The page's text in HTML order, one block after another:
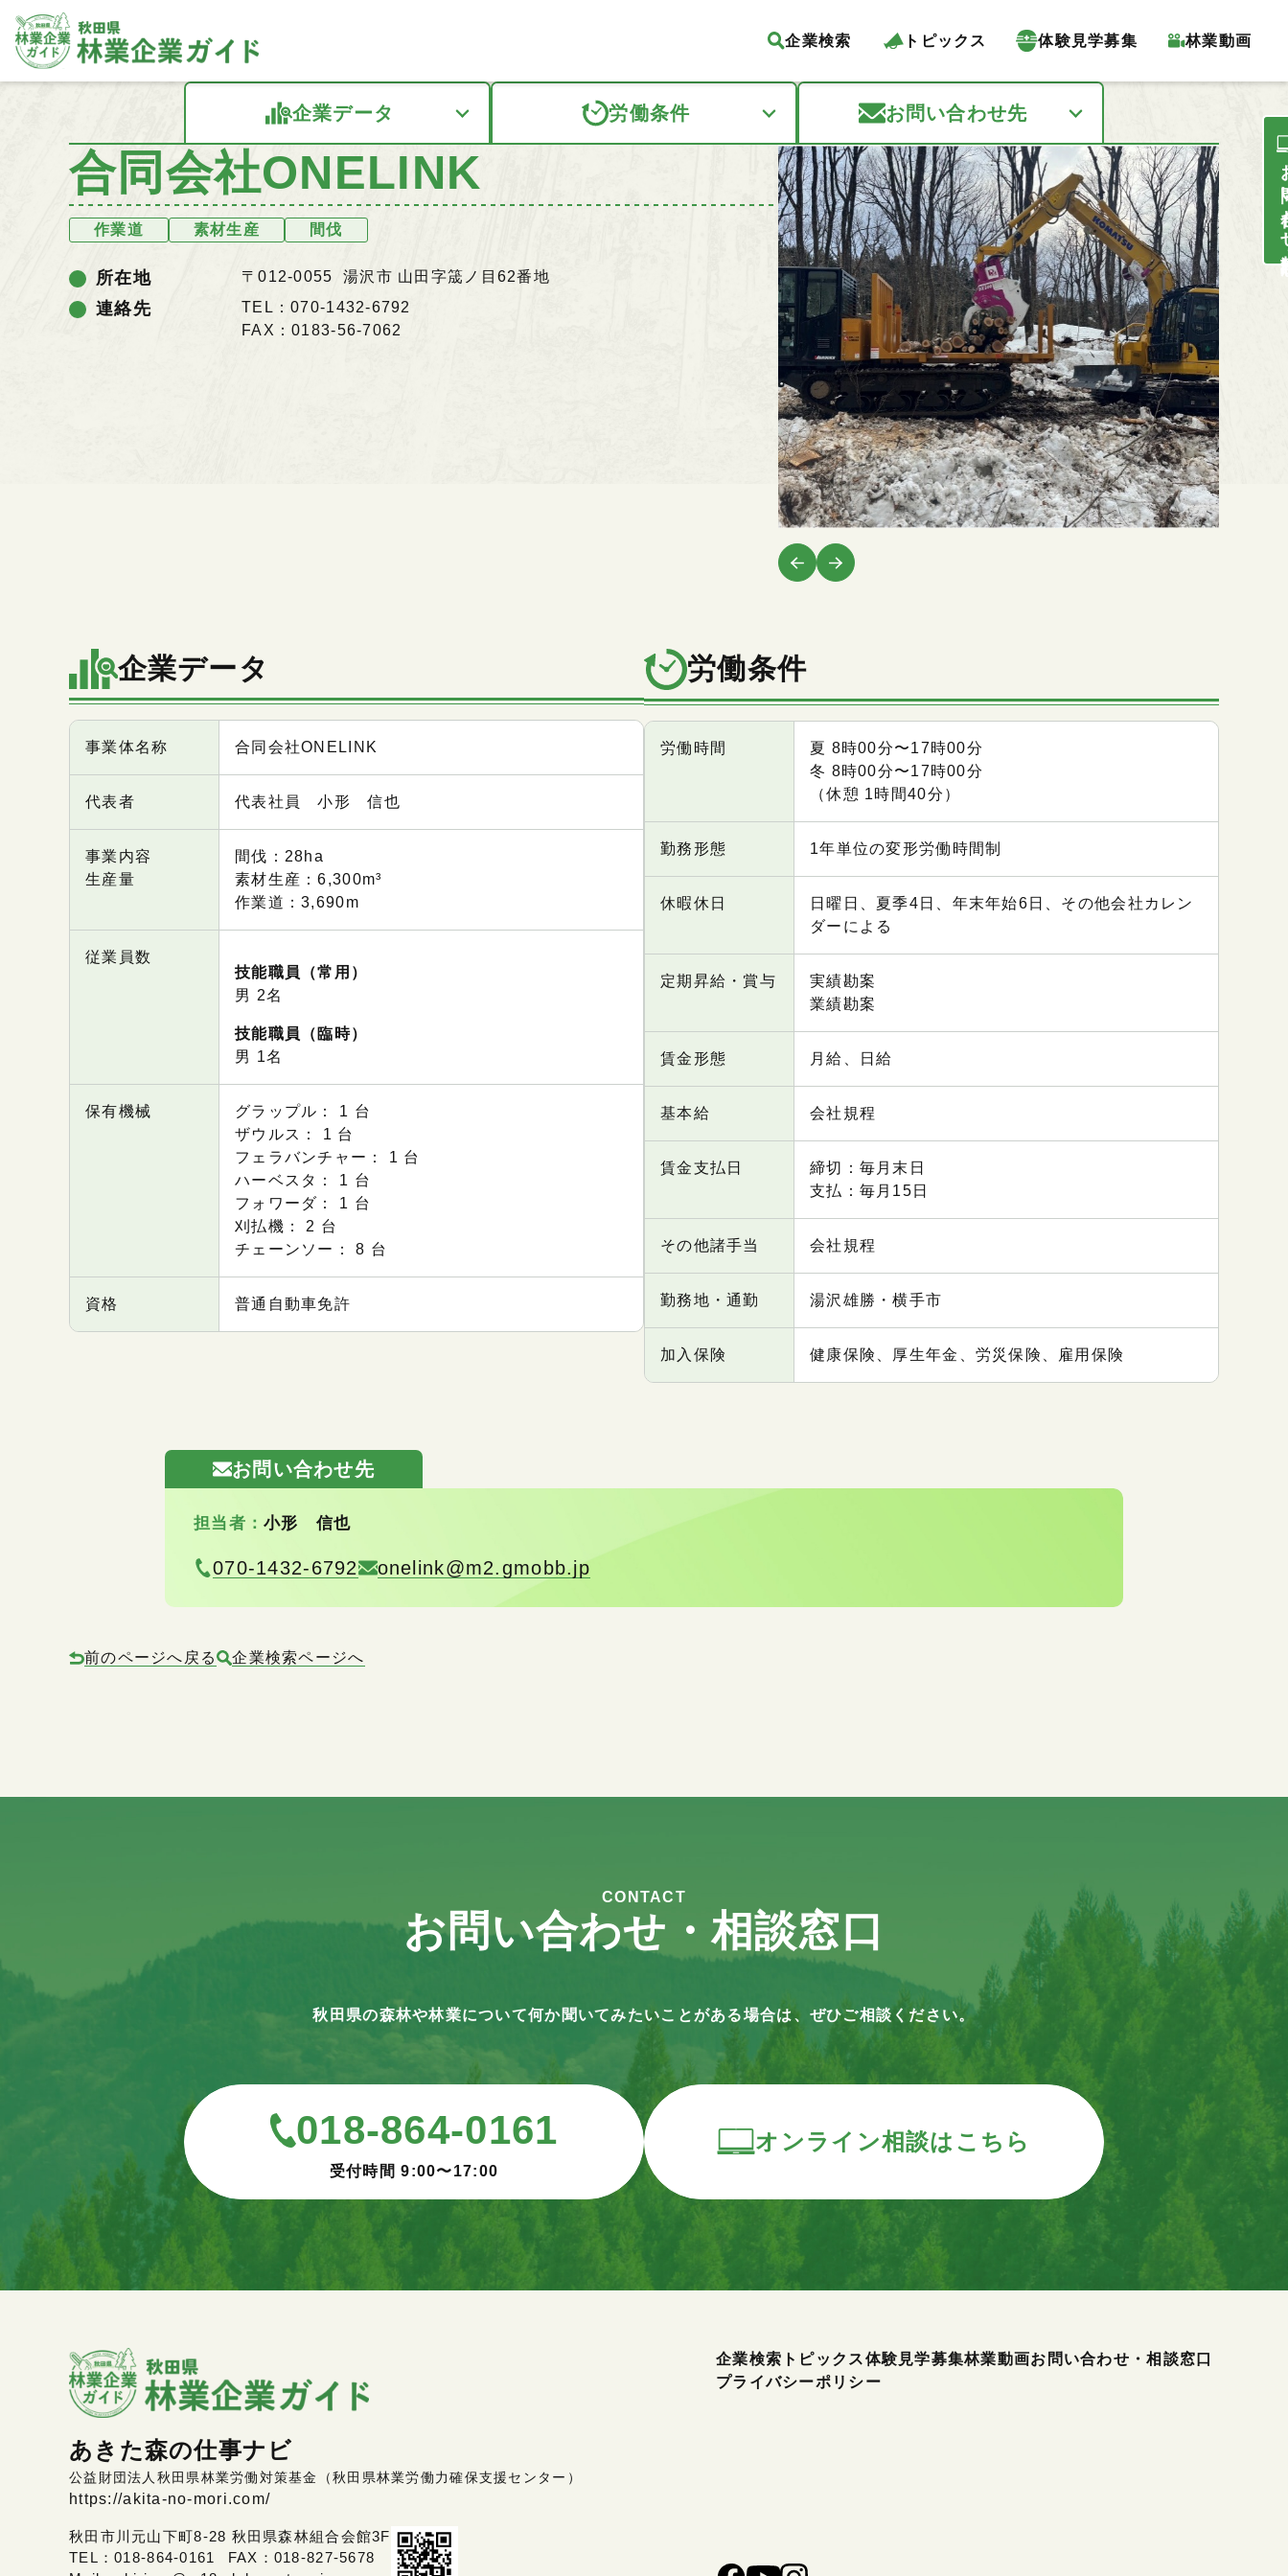
企業検索 トピックス 体験見学募集 林業動画
お問
企業データ 労働条件 お問い合わせ先
合同会社ONELINK
作業道 素材生産 間伐
所在地 〒012-0055 湯沢市 山田字筬ノ目62番地
連絡先
TEL：070-1432-6792
FAX：0183-56-7062
企業データ
項目 内容
事業体名称 合同会社ONELINK
代表者 代表社員 小形 信也
事業内容
生産量
間伐：28ha
素材生産：6,300m³
作業道：3,690m
従業員数
技能職員（常用）
男 2名
技能職員（臨時）
男 1名
保有機械
グラップル： 1 台
ザウルス： 1 台
フェラバンチャー： 1 台
ハーベスタ： 1 台
フォワーダ： 1 台
刈払機： 2 台
チェーンソー： 8 台
資格 普通自動車免許
労働条件
項目
労働時間
夏 8時00分〜17時00分
冬 8時00分〜17時00分
（休憩 1時間40分）
勤務形態 1年単位の変形労働時間制
休暇休日
日曜日、夏季4日、年末年始6日、その他会社カレン
ダーによる
定期昇給・賞与
実績勘案
業績勘案
賃金形態 月給、日給
基本給 会社規程
賃金支払日
締切：毎月末日
支払：毎月15日
その他諸手当 会社規程
勤務地・通勤 湯沢雄勝・横手市
加入保険 健康保険、厚生年金、労災保険、雇用保険
お問い合わせ先
担当者：小形 信也
070-1432-6792 onelink@m2.gmobb.jp
前のページへ戻る 企業検索ページへ
CONTACT
お問い合わせ・相談窓口
秋田県の森林や林業について何か聞いてみたいことがある場合は、ぜひご相談ください。
018-864-0161
受付時間 9:00〜17:00
オンライン相談はこちら
あきた森の仕事ナビ
公益財団法人秋田県林業労働対策基金（秋田県林業労働力確保支援センター）
https://akita-no-mori.com/
秋田市川元山下町8-28 秋田県森林組合会館3F
TEL：018-864-0161
FAX：018-827-5678
企業検索 トピックス体験見学募集林業動画お問い合わせ・相談窓口
プライバシーポリシー